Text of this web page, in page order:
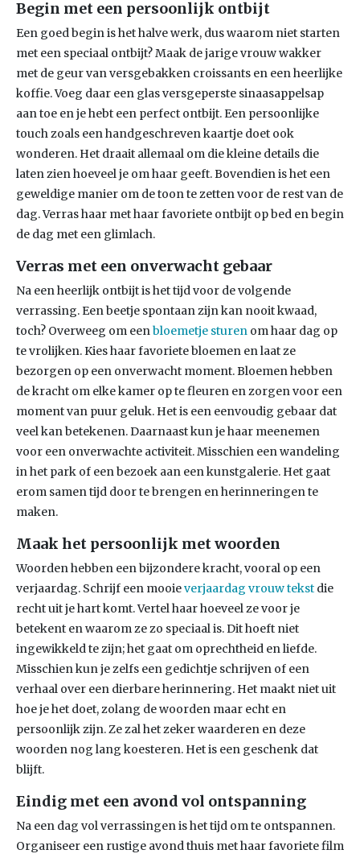
Begin met een persoonlijk ontbijt
Een goed begin is het halve werk, dus waarom niet starten
met een speciaal ontbijt? Maak de jarige vrouw wakker
met de geur van versgebakken croissants en een heerlijke
koffie. Voeg daar een glas versgeperste sinaasappelsap
aan toe en je hebt een perfect ontbijt. Een persoonlijke
touch zoals een handgeschreven kaartje doet ook
wonderen. Het draait allemaal om die kleine details die
laten zien hoeveel je om haar geeft. Bovendien is het een
geweldige manier om de toon te zetten voor de rest van de
dag. Verras haar met haar favoriete ontbijt op bed en begin
de dag met een glimlach.
Verras met een onverwacht gebaar
Na een heerlijk ontbijt is het tijd voor de volgende
verrassing. Een beetje spontaan zijn kan nooit kwaad,
toch? Overweeg om eenbloemetje sturen om haar dag op
te vrolijken. Kies haar favoriete bloemen en laat ze
bezorgen op een onverwacht moment. Bloemen hebben
de kracht om elke kamer op te fleuren en zorgen voor een
moment van puur geluk. Het is een eenvoudig gebaar dat
veel kan betekenen. Daarnaast kun je haar meenemen
voor een onverwachte activiteit. Misschien een wandeling
in het park of een bezoek aan een kunstgalerie. Het gaat
erom samen tijd door te brengen en herinneringen te
maken.
Maak het persoonlijk met woorden
Woorden hebben een bijzondere kracht, vooral op een
verjaardag. Schrijf een mooieverjaardag vrouw tekst die
recht uit je hart komt. Vertel haar hoeveel ze voor je
betekent en waarom ze zo speciaal is. Dit hoeft niet
ingewikkeld te zijn; het gaat om oprechtheid en liefde.
Misschien kun je zelfs een gedichtje schrijven of een
verhaal over een dierbare herinnering. Het maakt niet uit
hoe je het doet, zolang de woorden maar echt en
persoonlijk zijn. Ze zal het zeker waarderen en deze
woorden nog lang koesteren. Het is een geschenk dat
blijft.
Eindig met een avond vol ontspanning
Na een dag vol verrassingen is het tijd om te ontspannen.
Organiseer een rustige avond thuis met haar favoriete film